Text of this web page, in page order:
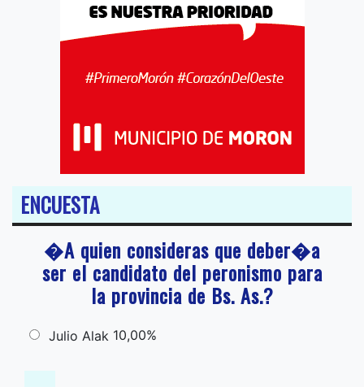
ENCUESTA
�A quien consideras que deber�a
ser el candidato del peronismo para
la provincia de Bs. As.?
Julio Alak 10,00%